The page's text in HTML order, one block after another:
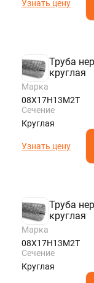
Узнать цену
Труба
круглая
Марка
08Х17Н13М2Т
Сечение
Круглая
Узнать цену
Труба
круглая
Марка
08Х17Н13М2Т
Сечение
Круглая